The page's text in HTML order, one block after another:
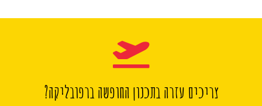
צריכים עזרה בתכנון החופשה ברפובליקה?